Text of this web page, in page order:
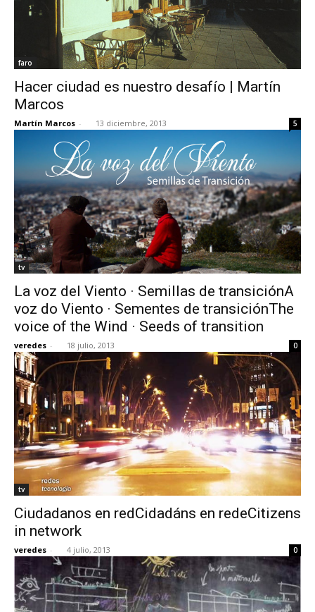
faro
Hacer ciudad es nuestro desafío | Martín
Marcos
Martín Marcos - 13 diciembre, 2013 5
tv
La voz del Viento · Semillas de transiciónA
voz do Viento · Sementes de transiciónThe
voice of the Wind · Seeds of transition
veredes - 18 julio, 2013 0
tv
Ciudadanos en redCidadáns en redeCitizens
in network
veredes - 4 julio, 2013 0